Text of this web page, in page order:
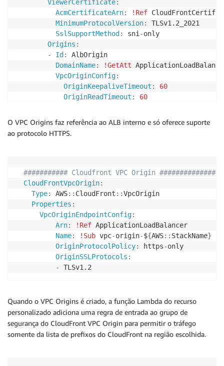
ViewerCertificate:
AcmCertificateArn: !Ref
MinimumProtocolVersion:
TLSv1.2_2021
SslSupportMethod : sni-only
Origins :
-
Id :
AlbOrigin
DomainName: !GetAtt
VpcOriginConfig:
OriginKeepaliveTimeout :
60
OriginReadTimeout :
60
Enabled
true
TargetOriginId
ViewerProtocolPolicy: https-only
O VPC Origins faz referência ao ALB interno e só oferece suporte
ao protocolo HTTPS.
########### Cloudfront VPC Origin ###############
CloudFrontVpcOrigin:
Type: AWS: : CloudFront : :VpcOrigin
Properties :
VpcOriginEndpointConfig:
Arn: !Ref ApplicationLoadBalancer
Name: !Sub vpc-origin-${AWS: : StackName}
OriginProtocolPolicy: https-only
OriginSSLProtocols :
-
TLSv1.2
Quando o VPC Origins é criado, a função Lambda do recurso
personalizado adiciona uma regra de entrada ao grupo de
segurança do CloudFront VPC Origin para permitir o tráfego
somente da lista de prefixos do CloudFront na região escolhida.